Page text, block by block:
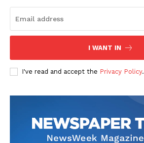
I WANT IN
I've read and accept the Privacy Policy.